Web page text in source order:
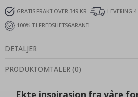
GRATIS FRAKT OVER 349 KR
LEVERING
100% TILFREDSHETSGARANTI
DETALJER
PRODUKTOMTALER (0)
Ekte inspirasjon fra våre